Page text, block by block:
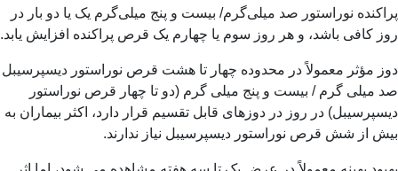
نوراستور صد میلی‌گرم/ بیست و پنج میلی‌گرم یک یا دو بار در
کافی باشد، و هر روز سوم یا چهارم یک قرص پراکنده افزایش یابد.
مؤثر معمولاً در محدوده چهار تا هشت قرص نوراستور دیسپرسیبل
میلی گرم / بیست و پنج میلی گرم (دو تا چهار قرص نوراستور
در روز در دوزهای قابل تقسیم قرار دارد، اکثر بیماران به
از شش قرص نوراستور دیسپرسیبل نیاز ندارند.